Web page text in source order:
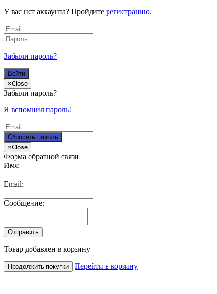
У вас нет аккаунта? Пройдите регистрацию.
Забыли пароль?
×Close
Забыли пароль?
Я вспомнил пароль!
×Close
Форма обратной связи
Имя:
Email:
Сообщение:
Товар добавлен в корзину
Продолжить покупки Перейти в корзину